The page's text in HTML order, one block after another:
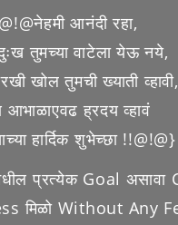
आनंदी रहा,
तुमच्या वाटेला येऊ नये,
खोल तुमची ख्याती व्हावी,
ह्रदय व्हावं
हार्दिक शुभेच्छा !!@!@}
प्रत्येक Goal असावा
मिळो Without Any